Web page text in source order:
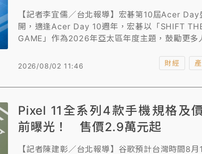
【記者李宜儒／台北報導】宏碁第10屆Acer Day
開，適逢Acer Day 10週年，宏碁以「SHIFT
GAME」作為2026年亞太區年度主題，鼓勵更多
年的重要時刻，使2026年成為品牌發展史上極具
2026/08/02 11:46 財經
Pixel 11全系列4款手機規格及
前曝光！ 售價2.9萬元起
【記者陳建彰／台北報導】谷歌預計台灣時間8月